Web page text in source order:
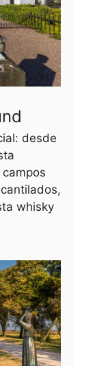
desde
whisky